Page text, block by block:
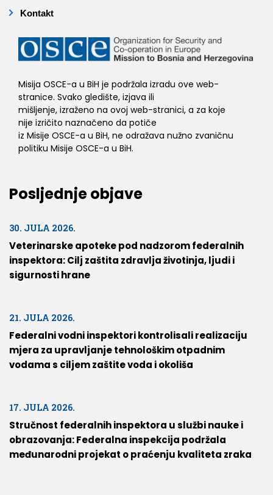
Kontakt
Misija OSCE-a u BiH je podržala izradu ove web-
stranice. Svako gledište, izjava ili
mišljenje, izraženo na ovoj web-stranici, a za koje
nije izričito naznačeno da potiče
iz Misije OSCE-a u BiH, ne odražava nužno zvaničnu
politiku Misije OSCE-a u BiH.
Posljednje objave
30. JULA 2026.
Veterinarske apoteke pod nadzorom federalnih
inspektora: Cilj zaštita zdravlja životinja, ljudi i
sigurnosti hrane
21. JULA 2026.
Federalni vodni inspektori kontrolisali realizaciju
mjera za upravljanje tehnološkim otpadnim
vodama s ciljem zaštite voda i okoliša
17. JULA 2026.
Stručnost federalnih inspektora u službi nauke i
obrazovanja: Federalna inspekcija podržala
međunarodni projekat o praćenju kvaliteta zraka